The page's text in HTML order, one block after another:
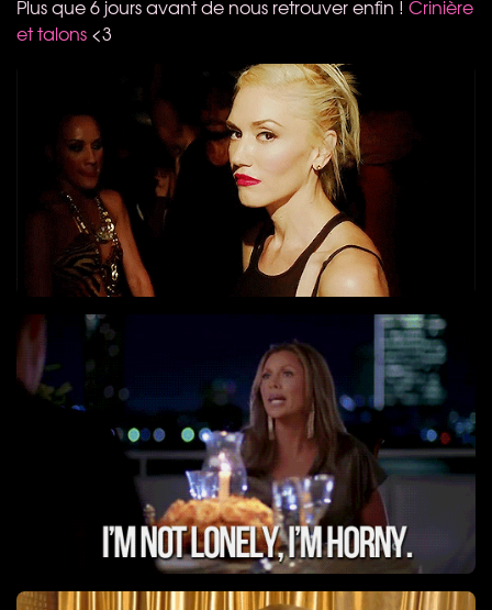
Plus que 6 jours avant de nous retrouver enfin ! Crinière
et talons <3